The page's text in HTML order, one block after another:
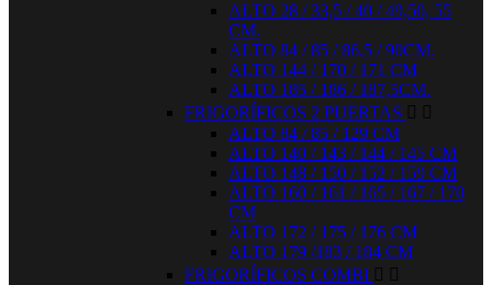
ALTO 28 / 33,5 / 40 / 49,50, 55
CM.
ALTO 84 / 85 / 86,5 / 90CM.
ALTO 144 / 170 / 171 CM
ALTO 185 / 186 / 187,5CM.
FRIGORÍFICOS 2 PUERTAS  
ALTO 84 / 85 / 129 CM
ALTO 140 / 143 / 144 / 145 CM
ALTO 148 / 150 / 152 / 159 CM
ALTO 160 / 161 / 165 / 167 / 170
CM
ALTO 172 / 175 / 176 CM
ALTO 179 /183 / 184 CM
FRIGORÍFICOS COMBI  